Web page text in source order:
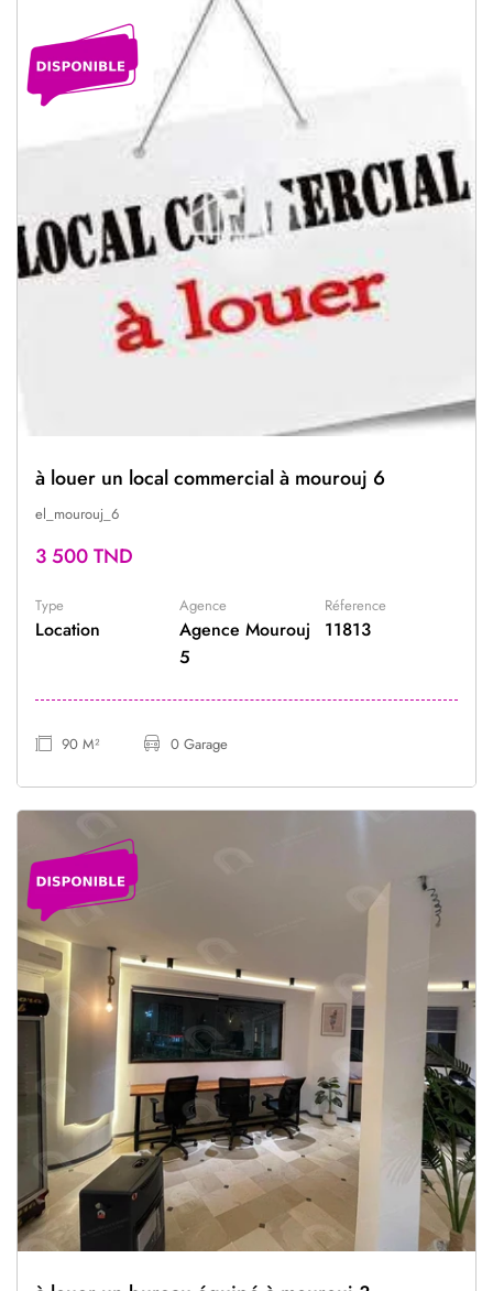
à louer un local commercial à mourouj 6
el_mourouj_6
3 500 TND
Type
Location
Agence
Agence Mourouj
5
Réference
11813
90 M² 0 Garage